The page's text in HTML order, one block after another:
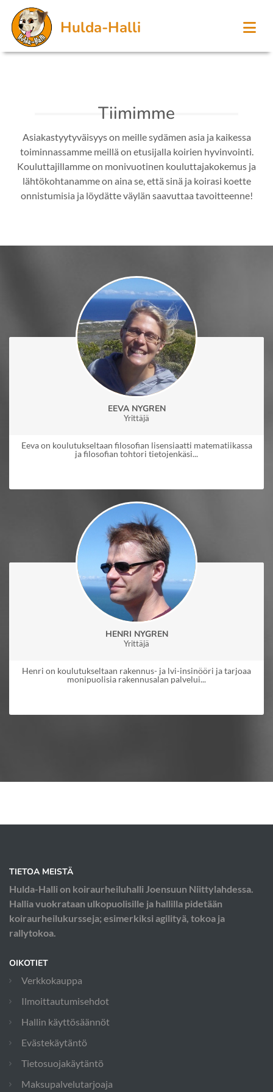
Hulda-Halli
Tiimimme
Asiakastyytyväisyys on meille sydämen asia ja kaikessa
toiminnassamme meillä on etusijalla koirien hyvinvointi.
Kouluttajillamme on monivuotinen kouluttajakokemus ja
lähtökohtanamme on aina se, että sinä ja koirasi koette
onnistumisia ja löydätte väylän saavuttaa tavoitteenne!
EEVA NYGREN
Yrittäjä
Eeva on koulutukseltaan filosofian lisensiaatti matematiikassa
ja filosofian tohtori tietojenkäsi...
HENRI NYGREN
Yrittäjä
Henri on koulutukseltaan rakennus- ja lvi-insinööri ja tarjoaa
monipuolisia rakennusalan palvelui...
TIETOA MEISTÄ
Hulda-Halli on koiraurheiluhalli Joensuun Niittylahdessa.
Hallia vuokrataan ulkopuolisille ja hallilla pidetään
koiraurheilukursseja; esimerkiksi agilityä, tokoa ja
rallytokoa.
OIKOTIET
Verkkokauppa
Ilmoittautumisehdot
Hallin käyttösäännöt
Evästekäytäntö
Tietosuojakäytäntö
Maksupalvelutarjoaja